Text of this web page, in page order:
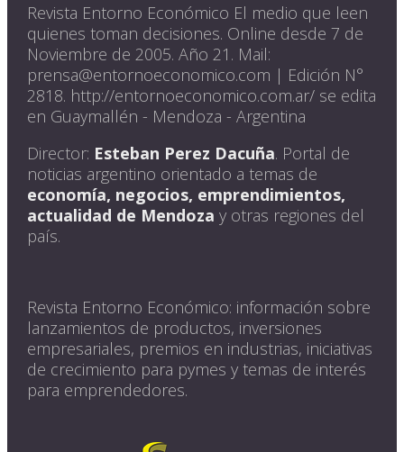
Revista Entorno Económico El medio que leen
quienes toman decisiones. Online desde 7 de
Noviembre de 2005. Año 21. Mail:
prensa@entornoeconomico.com | Edición N°
2818. http://entornoeconomico.com.ar/ se edita
en Guaymallén - Mendoza - Argentina
Director: Esteban Perez Dacuña. Portal de
noticias argentino orientado a temas de
economía, negocios, emprendimientos,
actualidad de Mendoza y otras regiones del
país.
Revista Entorno Económico: información sobre
lanzamientos de productos, inversiones
empresariales, premios en industrias, iniciativas
de crecimiento para pymes y temas de interés
para emprendedores.